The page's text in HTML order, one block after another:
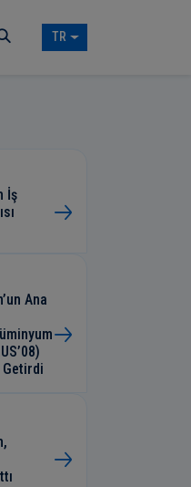
TR
İş
Ana
Getirdi